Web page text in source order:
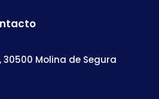
Molina de Segura